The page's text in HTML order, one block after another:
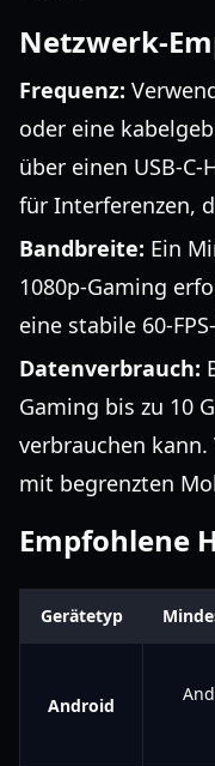
Netzwerk-
Frequenz:
oder eine
über einen USB-
für Interferenzen,
Bandbreite: Ein
1080p-Gaming
eine stabile 60-
Datenverbrauch:
Gaming bis zu 10
verbrauchen kann.
mit begrenzten
Empfohlene
Gerätetyp
Android